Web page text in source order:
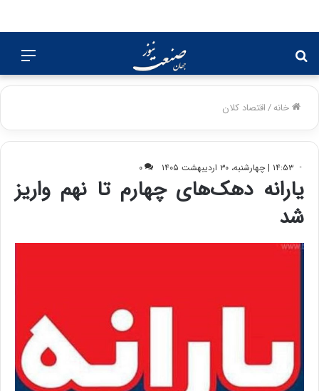
برای
خانه/اقتصاد کلان
۱۴:۵۳ | چهارشنبه، ۳۰ اردیبهشت ۱۴۰۵ ۰
یارانه دهک‌های چهارم تا نهم واریز
شد